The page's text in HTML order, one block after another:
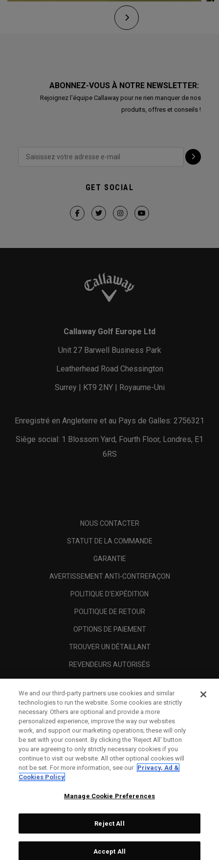
ABONNEZ-VOUS À NOTRE NEWSLETTER:
Rejoignez l'équipe Callaway pour ne rien manquer de nos
produits, offres et conseils !
GET SOCIAL
Callaway Golf Europe Ltd
Unit 27 Barwell Business Park
Leatherhead Road Chessington
Surrey | KT9 2NY | Royaume-Uni
Enregistré en Angleterre et au Pays de Galles: 2756321
Siège social: 1 Blossom Yard, Fourth Floor, Londres, E1
6RS
NOUS CONTACTER
STATUT DE LA COMMANDE
GARANTIE
AVERTISSEMENT ANTI-CONTREFAÇON
POLITIQUE D'EXPÉDITION
POLITIQUE DE RETOUR
OPTIONS DE PAIEMENT
TROUVER UN DÉTAILLANT
REVENDEURS AUTORISÉS
A PROPOS
MENTIONS LÉGALES
Topgolf Callaway Brands.
All rights reserved.
We and our third-party partners use cookies and similar
technologies to run the website. Some cookies are strictly
necessary. Others are optional and provide a more
personalized experience, improve the way our websites
work, and support our marketing operations; these will only
be set with your consent. By clicking the ‘Reject All' button
you are agreeing to only strictly necessary cookies if you
continue to visit our website. All other optional cookies will
not be set. For more information, see our Privacy, Ad &
Cookies Policy
Manage Cookie Preferences
Reject All
Accept All